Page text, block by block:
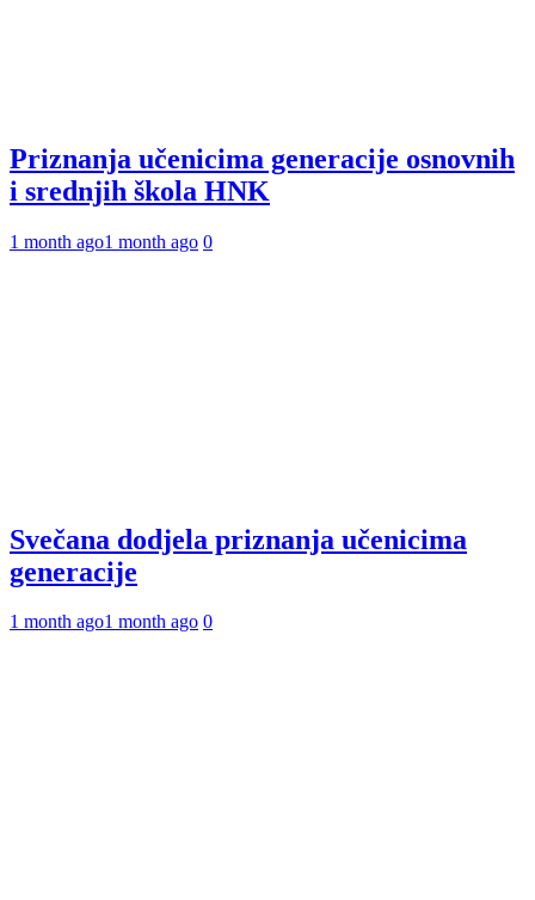
Priznanja učenicima generacije osnovnih
i srednjih škola HNK
1 month ago1 month ago 0
Svečana dodjela priznanja učenicima
generacije
1 month ago1 month ago 0